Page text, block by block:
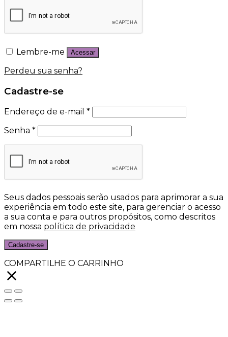
Lembre-me Acessar
Perdeu sua senha?
Cadastre-se
Endereço de e-mail *
Senha *
Seus dados pessoais serão usados para aprimorar a sua
experiência em todo este site, para gerenciar o acesso
a sua conta e para outros propósitos, como descritos
em nossa política de privacidade
Cadastre-se
COMPARTILHE O CARRINHO